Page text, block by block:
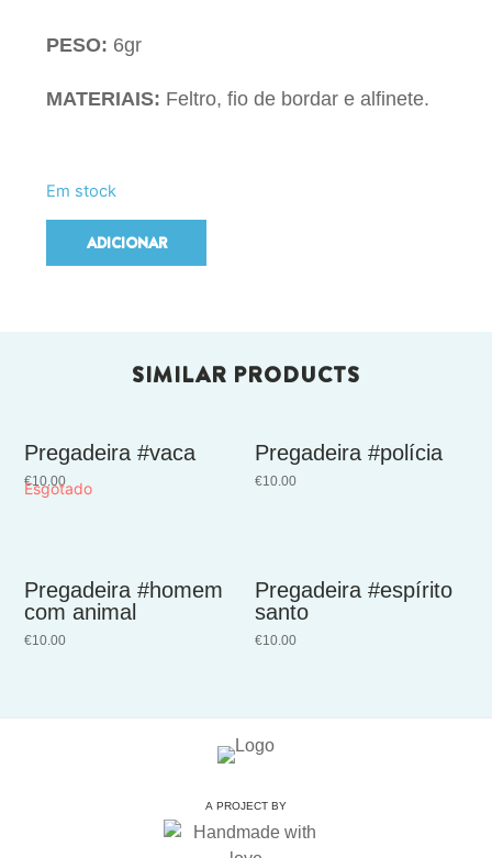
PESO: 6gr
MATERIAIS: Feltro, fio de bordar e alfinete.
Em stock
ADICIONAR
SIMILAR PRODUCTS
Pregadeira #vaca
€10.00
Esgotado
Pregadeira #polícia
€10.00
Pregadeira #homem
com animal
€10.00
Pregadeira #espírito
santo
€10.00
A PROJECT BY